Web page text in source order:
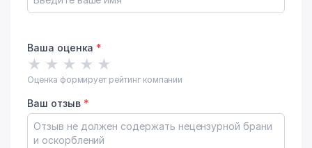
Ваша оценка *
★ ★ ★ ★ ★
Оценка формирует рейтинг компании
Ваш отзыв *